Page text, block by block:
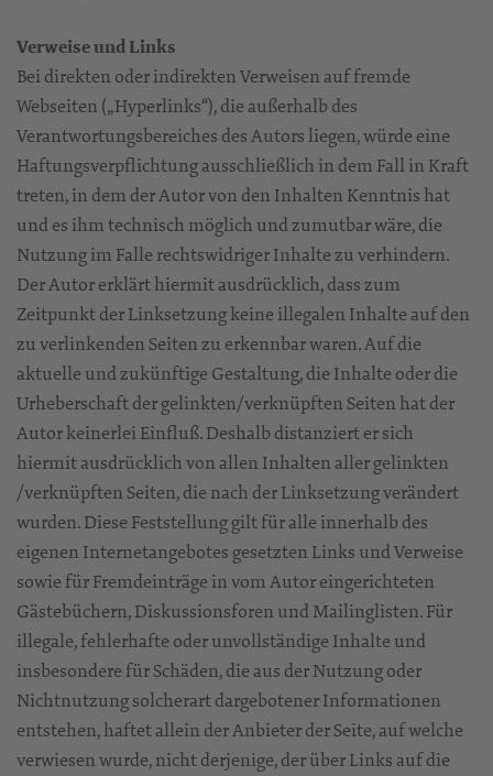
Verweise und Links
Bei direkten oder indirekten Verweisen auf fremde
Webseiten („Hyperlinks“), die außerhalb des
Verantwortungsbereiches des Autors liegen, würde eine
Haftungsverpflichtung ausschließlich in dem Fall in Kraft
treten, in dem der Autor von den Inhalten Kenntnis hat
und es ihm technisch möglich und zumutbar wäre, die
Nutzung im Falle rechtswidriger Inhalte zu verhindern.
Der Autor erklärt hiermit ausdrücklich, dass zum
Zeitpunkt der Linksetzung keine illegalen Inhalte auf den
zu verlinkenden Seiten zu erkennbar waren. Auf die
aktuelle und zukünftige Gestaltung, die Inhalte oder die
Urheberschaft der gelinkten/verknüpften Seiten hat der
Autor keinerlei Einfluß. Deshalb distanziert er sich
hiermit ausdrücklich von allen Inhalten aller gelinkten
/verknüpften Seiten, die nach der Linksetzung verändert
wurden. Diese Feststellung gilt für alle innerhalb des
eigenen Internetangebotes gesetzten Links und Verweise
sowie für Fremdeinträge in vom Autor eingerichteten
Gästebüchern, Diskussionsforen und Mailinglisten. Für
illegale, fehlerhafte oder unvollständige Inhalte und
insbesondere für Schäden, die aus der Nutzung oder
Nichtnutzung solcherart dargebotener Informationen
entstehen, haftet allein der Anbieter der Seite, auf welche
verwiesen wurde, nicht derjenige, der über Links auf die